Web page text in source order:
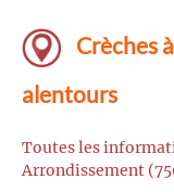
Crèches
alentours
Toutes les
Arrondissement